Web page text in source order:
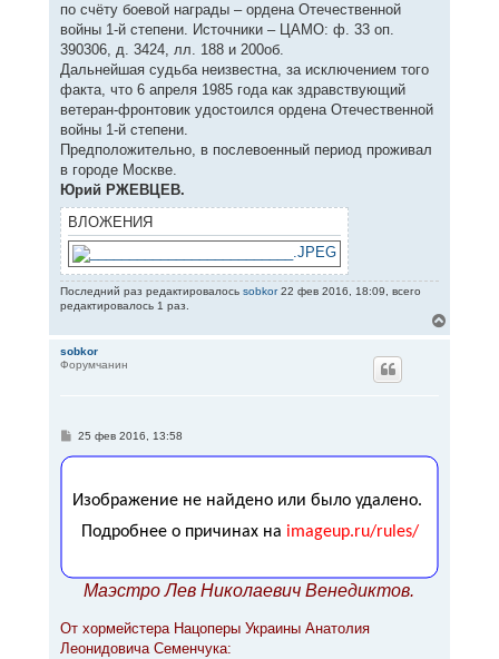
по счёту боевой награды – ордена Отечественной
войны 1-й степени. Источники – ЦАМО: ф. 33 оп.
390306, д. 3424, лл. 188 и 200об.
Дальнейшая судьба неизвестна, за исключением того
факта, что 6 апреля 1985 года как здравствующий
ветеран-фронтовик удостоился ордена Отечественной
войны 1-й степени.
Предположительно, в послевоенный период проживал
в городе Москве.
Юрий РЖЕВЦЕВ.
ВЛОЖЕНИЯ
Последний раз редактировалось sobkor22 фев 2016, 18:09, всего
редактировалось 1 раз.
е
sobkor
Форумчанин
С
о
е
25 фев 2016, 13:58
Маэстро Лев Николаевич Венедиктов.
От хормейстера Нацоперы Украины Анатолия
Леонидовича Семенчука: